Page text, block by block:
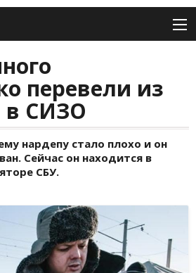
перевели из
в СИЗО
нардепу стало плохо и он
Сейчас он находится в
СБУ.